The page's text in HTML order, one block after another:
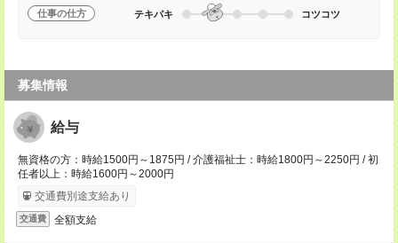
仕事の仕方 テキパキ コツコツ
募集情報
給与
無資格の方：時給1500円～1875円 / 介護福祉士：時給1800円～2250円 / 初
任者以上：時給1600円～2000円
交通費別途支給あり
交通費 全額支給